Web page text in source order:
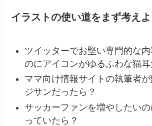
イラストの使い道をまず考えよ
ツイッターでお堅い専門的な
のにアイコンがゆるふわな猫耳
ママ向け情報サイトの執筆者
ジサンだったら？
サッカーファンを増やしたい
っていたら？